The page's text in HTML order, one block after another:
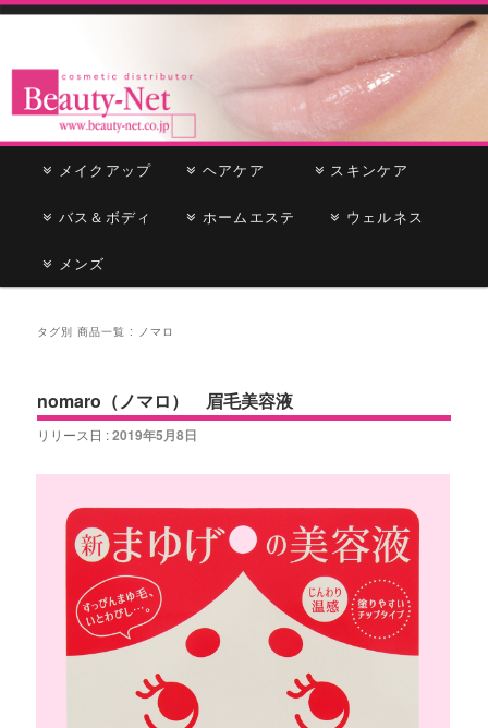
Beauty-Net
cosmetic distributor
ー
メ
イ
ン
テ
移
サ
ブ
コ
ン
動
メイクアップ ヘアケア スキンケア
バス＆ボディ ホームエステ ウェルネス
メンズ
タグ別 商品一覧 : ノマロ
nomaro（ノマロ） 眉毛美容液
リリース日 :2019年5月8日